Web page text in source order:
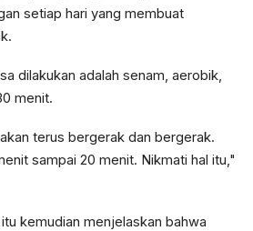
setiap hari yang membuat
dilakukan adalah senam, aerobik,
menit.
terus bergerak dan bergerak.
sampai 20 menit. Nikmati hal itu,"
kemudian menjelaskan bahwa